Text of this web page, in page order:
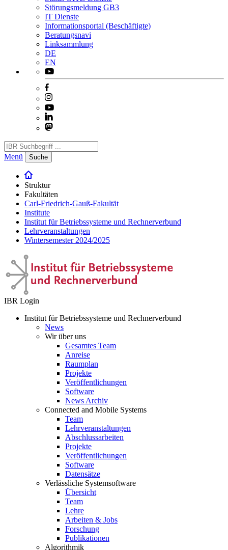
Störungsmeldung GB3
IT Dienste
Informationsportal (Beschäftigte)
Beratungsnavi
Linksammlung
DE
EN
Menü Suche
Struktur
Fakultäten
Carl-Friedrich-Gauß-Fakultät
Institute
Institut für Betriebssysteme und Rechnerverbund
Lehrveranstaltungen
Wintersemester 2024/2025
IBR Login
Institut für Betriebssysteme und Rechnerverbund
News
Wir über uns
Gesamtes Team
Anreise
Raumplan
Projekte
Veröffentlichungen
Software
News Archiv
Connected and Mobile Systems
Team
Lehrveranstaltungen
Abschlussarbeiten
Projekte
Veröffentlichungen
Software
Datensätze
Verlässliche Systemsoftware
Übersicht
Team
Lehre
Arbeiten & Jobs
Forschung
Publikationen
Algorithmik